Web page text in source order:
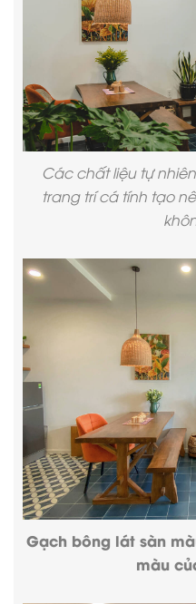
Các chất liệu tự
trang trí cá tính tạo
Gạch bông lát sàn
màu